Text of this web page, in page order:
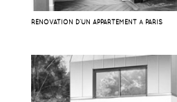
RÉNOVATION D’UN APPARTEMENT À PARIS